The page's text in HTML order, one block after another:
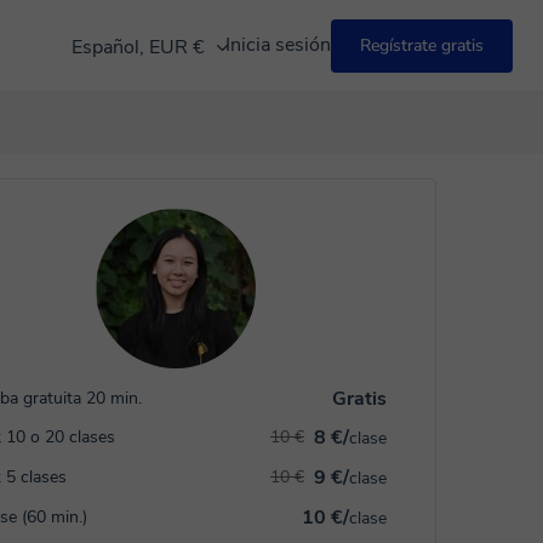
Español, EUR € Inicia sesión Regístrate gratis
gratuita 20 min. Gratis
10 o 20 clases 8 €/clase
10 €
5 clases
9 €/clase
10 €
(60 min.)
10 €/clase